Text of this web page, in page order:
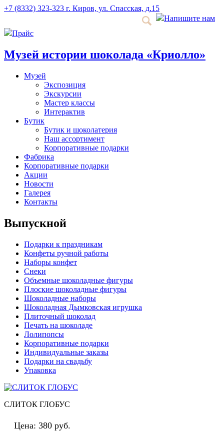
+7 (8332) 323-323 г. Киров, ул. Спасская, д.15
Напишите нам
Прайс
Музей истории шоколада «Криолло»
Музей
Экспозиция
Экскурсии
Мастер классы
Интерактив
Бутик
Бутик и шоколатерия
Наш ассортимент
Корпоративные подарки
Фабрика
Корпоративные подарки
Акции
Новости
Галерея
Контакты
Выпускной
Подарки к праздникам
Конфеты ручной работы
Наборы конфет
Снеки
Объемные шоколадные фигуры
Плоские шоколадные фигуры
Шоколадные наборы
Шоколадная Дымковская игрушка
Плиточный шоколад
Печать на шоколаде
Лолипопсы
Корпоративные подарки
Индивидуальные заказы
Подарки на свадьбу
Упаковка
СЛИТОК ГЛОБУС
Цена: 380 руб.